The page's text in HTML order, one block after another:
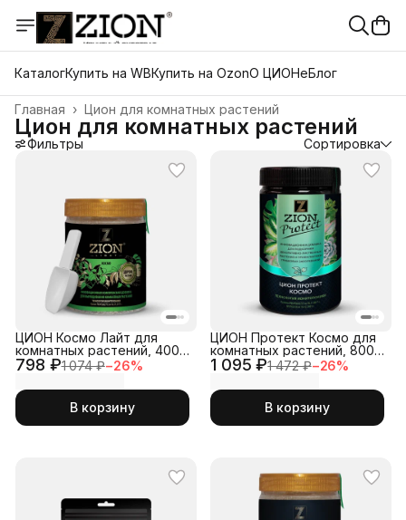
КаталогКупить на WBКупить на OzonО ЦИОНеБлог
Цион для комнатных растений
Главная ›
Цион для комнатных растений
Фильтры Сортировка
798 ₽1 074 ₽−26%
ЦИОН Космо Лайт для
комнатных растений, 400
гр
В корзину
1 095 ₽1 472 ₽−26%
ЦИОН Протект Космо для
комнатных растений, 800
гр
В корзину